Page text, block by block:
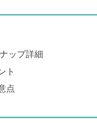
ップ詳細
ト
点